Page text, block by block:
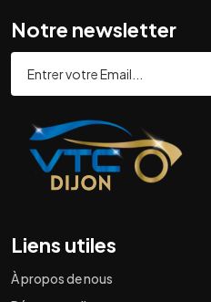
Notre newsletter
Liens utiles
À propos de nous